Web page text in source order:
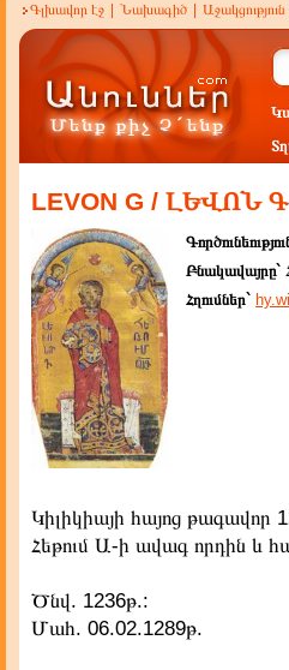
Գլխավոր էջ Նախագիծ Աջակցություն
LEVON G / ԼԵՎՈՆ Գ
Բնակավայրը`
Հղումներ`
Կիլիկիայի հայոց թագավոր
Հեթում Ա-ի ավագ որդին և
Ծնվ. 1236թ.:
Մահ. 06.02.1289թ.